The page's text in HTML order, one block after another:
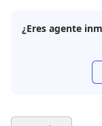
¿Eres agente